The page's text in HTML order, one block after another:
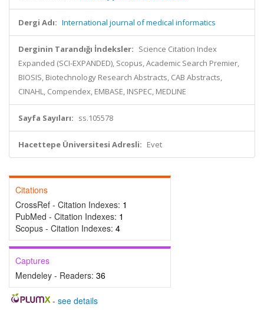
Dergi Adı: International journal of medical informatics
Derginin Tarandığı İndeksler: Science Citation Index
Expanded (SCI-EXPANDED), Scopus, Academic Search Premier,
BIOSIS, Biotechnology Research Abstracts, CAB Abstracts,
CINAHL, Compendex, EMBASE, INSPEC, MEDLINE
Sayfa Sayıları: ss.105578
Hacettepe Üniversitesi Adresli: Evet
Citations
CrossRef - Citation Indexes: 1
PubMed - Citation Indexes: 1
Scopus - Citation Indexes: 4
Captures
Mendeley - Readers: 36
- see details